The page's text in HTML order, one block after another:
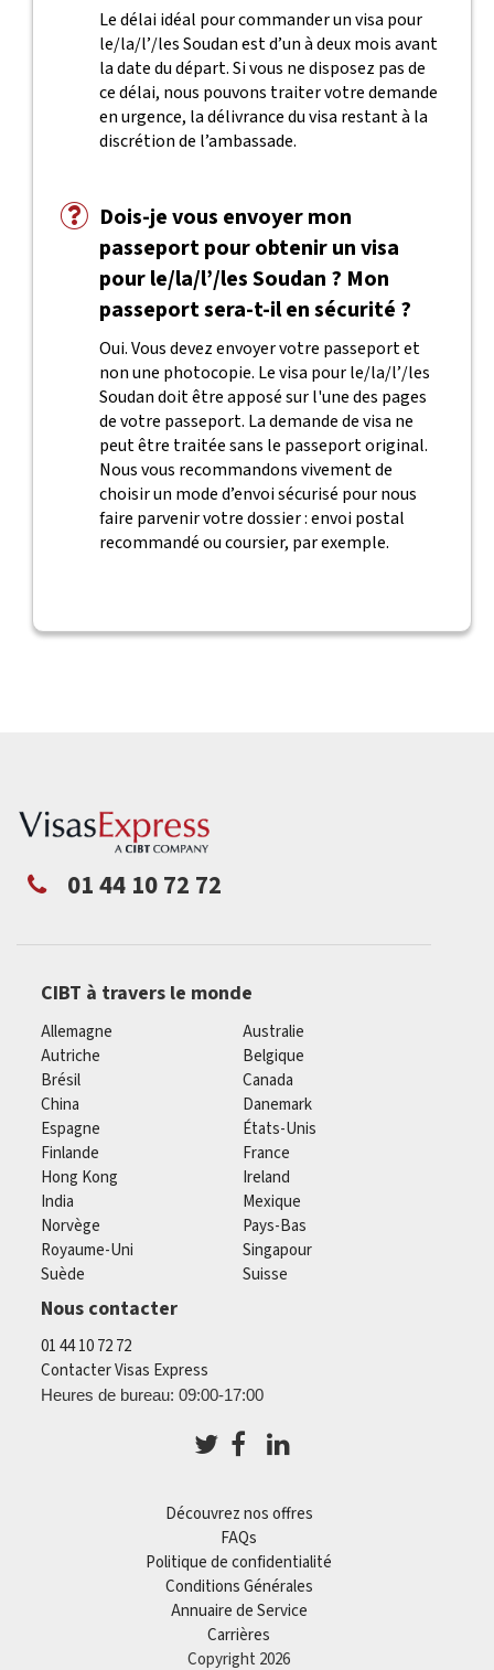
Le délai idéal pour commander un visa pour
le/la/l’/les Soudan est d’un à deux mois avant
la date du départ. Si vous ne disposez pas de
ce délai, nous pouvons traiter votre demande
en urgence, la délivrance du visa restant à la
discrétion de l’ambassade.
Dois-je vous envoyer mon
passeport pour obtenir un visa
pour le/la/l’/les Soudan ? Mon
passeport sera-t-il en sécurité ?
Oui. Vous devez envoyer votre passeport et
non une photocopie. Le visa pour le/la/l’/les
Soudan doit être apposé sur l'une des pages
de votre passeport. La demande de visa ne
peut être traitée sans le passeport original.
Nous vous recommandons vivement de
choisir un mode d’envoi sécurisé pour nous
faire parvenir votre dossier : envoi postal
recommandé ou coursier, par exemple.
01 44 10 72 72
CIBT à travers le monde
Allemagne
Australie
Autriche
Belgique
Brésil
Canada
China
Danemark
Espagne
États-Unis
Finlande
France
Hong Kong
Ireland
India
Mexique
Norvège
Pays-Bas
Royaume-Uni
Singapour
Suède
Suisse
Nous contacter
01 44 10 72 72
Contacter Visas Express
Heures de bureau: 09:00-17:00
Découvrez nos offres
FAQs
Politique de confidentialité
Conditions Générales
Annuaire de Service
Carrières
Copyright 2026